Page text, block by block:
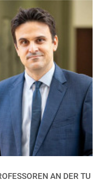
AN DER TU